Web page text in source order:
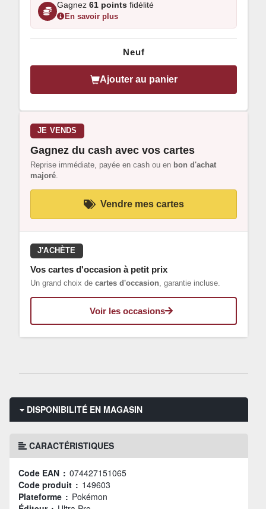
Gagnez 61 points fidélité
En savoir plus
Neuf
Ajouter au panier
JE VENDS
Gagnez du cash avec vos cartes
Reprise immédiate, payée en cash ou en bon d'achat
majoré.
Vendre mes cartes
J'ACHÈTE
Vos cartes d'occasion à petit prix
Un grand choix de cartes d'occasion, garantie incluse.
Voir les occasions
DISPONIBILITÉ EN MAGASIN
CARACTÉRISTIQUES
Code EAN : 074427151065
Code produit : 149603
Plateforme : Pokémon